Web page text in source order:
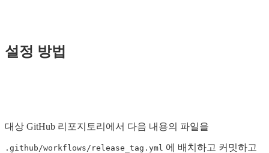
설정 방법
대상 GitHub 리포지토리에서 다음 내용의 파일을
.github/workflows/release_tag.yml 에 배치하고 커밋하고